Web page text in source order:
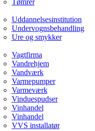
Tømrer
Uddannelsesinstitution
Undervognsbehandling
Ure og smykker
Vagtfirma
Vandrehjem
Vandværk
Varmepumper
Varmeværk
Vinduespudser
Vinhandel
Vinhandel
VVS installatør